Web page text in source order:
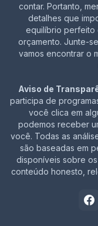
contar. Portanto,
detalhes que
equilíbrio perfeito
orçamento. Junte-
vamos encontrar o
Aviso de
participa de
você clica em
podemos receber
você. Todas as
são baseadas em
disponíveis sobre
conteúdo honesto,